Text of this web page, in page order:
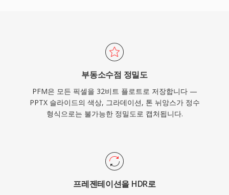
부동소수점 정밀도
PFM은 모든 픽셀을 32비트 플로트로 저장합니다 —
PPTX 슬라이드의 색상, 그라데이션, 톤 뉘앙스가 정수
형식으로는 불가능한 정밀도로 캡처됩니다.
프레젠테이션을 HDR로